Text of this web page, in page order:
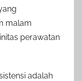
malam
perawatan
adalah